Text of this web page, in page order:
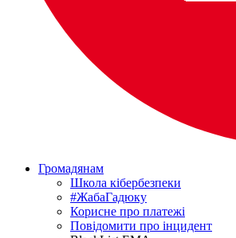
Громадянам
Школа кібербезпеки
#ЖабаГадюку
Корисне про платежі
Повідомити про інцидент